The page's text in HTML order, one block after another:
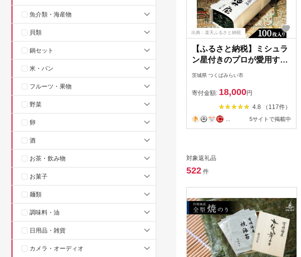
魚介類・海産物
貝類
鍋セット
米・パン
フルーツ・果物
野菜
卵
酒
お茶・飲み物
お菓子
麺類
調味料・油
日用品・雑貨
カメラ・オーディオ
出典：楽天ふるさと納税
【ふるさと納税】ミシュラ
ン星付きのプロが愛用する
丸山海苔店 【 すしのり
家庭用 寿司 高級 プレミア
ム ミシュラン 三ツ星 美味
しい おいしい 贈り物 おに
ぎり ごはん プロ グルメ
茨城県 つくばみらい市
寄付金額: 18,000円
4.8 （117件）
5サイトで掲載中
対象返礼品
522 件